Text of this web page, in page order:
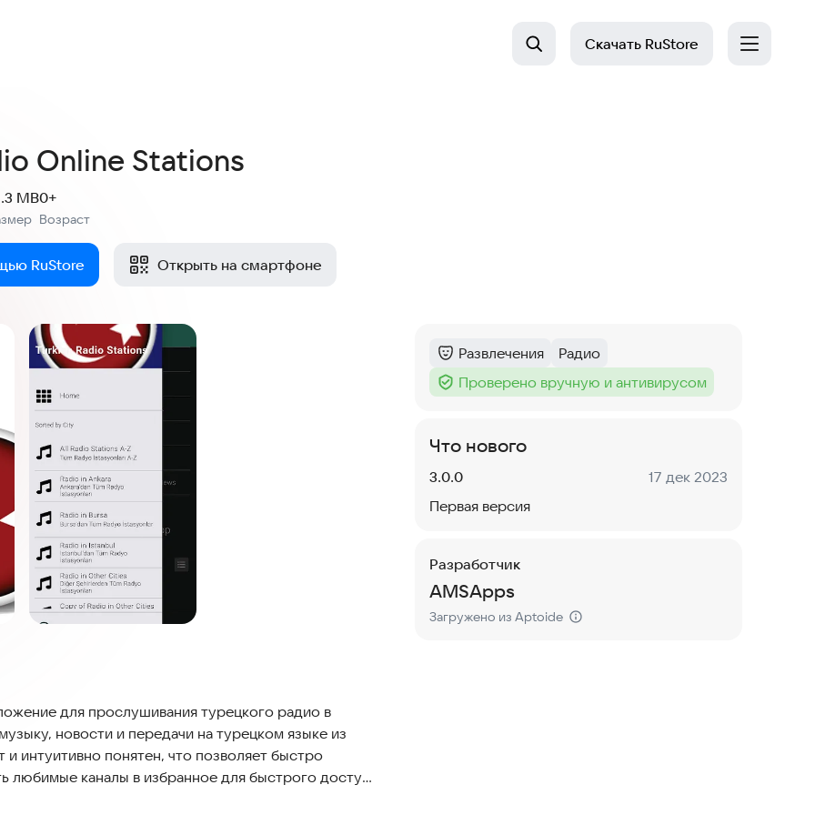
Скачать RuStore
Online Stations
MB
Возраст
0+
RuStore Открыть на смартфоне
для прослушивания турецкого радио в
новости и передачи на турецком языке из
интуитивно понятен, что позволяет быстро
любимые каналы в избранное для быстрого доступа
времени, обеспечивая стабильное соединение
Категория :
Развлечения
Тег:
Радио
Тег :
Проверено вручную и антивирусом
Что нового
Версия:
3.0.0 Дата:
17 дек 2023
Первая версия
Разработчик
AMSApps
Загружено из Aptoide